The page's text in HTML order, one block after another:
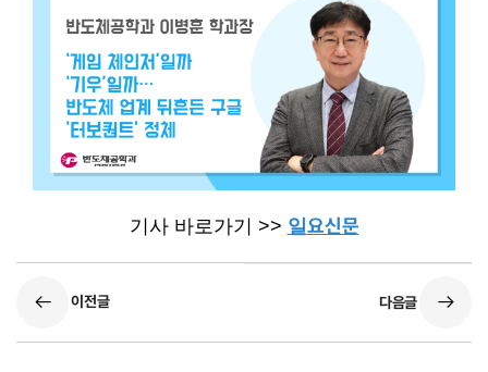
기사 바로가기 >> 일 요신문
이전글 다음글